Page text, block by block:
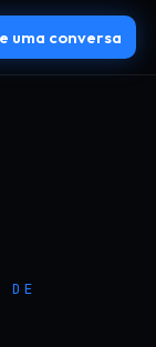
uma conversa
DE